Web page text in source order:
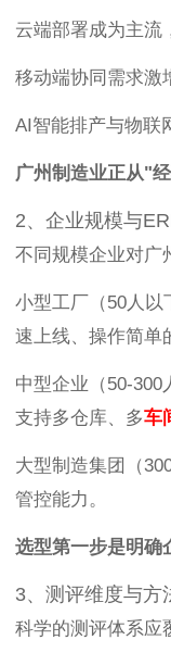
云端部署成为主流
移动端协同需求激
AI智能排产与物联
广州制造业正从"
2、企业规模与
不同规模企业对广
小型工厂（50人以
速上线、操作简单
中型企业（50-300
支持多仓库、多车
大型制造集团（
管控能力。
选型第一步是明确
3、测评维度与方
科学的测评体系应